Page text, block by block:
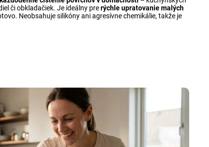
či obkladačiek. Je ideálny prerýchle upratovanie malých
Neobsahuje silikóny ani agresívne chemikálie, takže je